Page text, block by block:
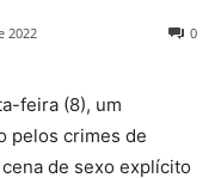
2022 0
feira (8), um
pelos crimes de
de sexo explícito